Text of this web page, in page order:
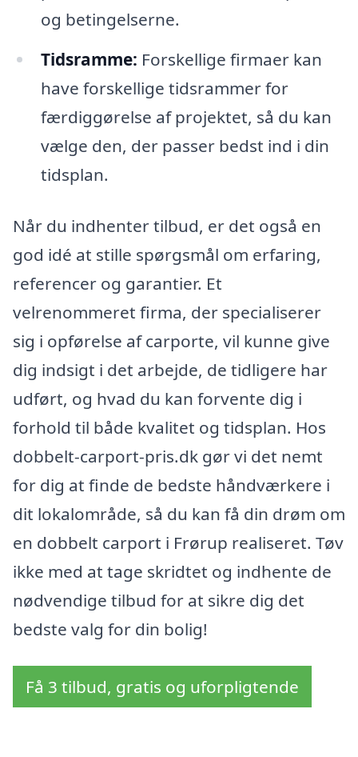
og betingelserne.
Tidsramme: Forskellige firmaer kan
have forskellige tidsrammer for
færdiggørelse af projektet, så du kan
vælge den, der passer bedst ind i din
tidsplan.
Når du indhenter tilbud, er det også en
god idé at stille spørgsmål om erfaring,
referencer og garantier. Et
velrenommeret firma, der specialiserer
sig i opførelse af carporte, vil kunne give
dig indsigt i det arbejde, de tidligere har
udført, og hvad du kan forvente dig i
forhold til både kvalitet og tidsplan. Hos
dobbelt-carport-pris.dk gør vi det nemt
for dig at finde de bedste håndværkere i
dit lokalområde, så du kan få din drøm om
en dobbelt carport i Frørup realiseret. Tøv
ikke med at tage skridtet og indhente de
nødvendige tilbud for at sikre dig det
bedste valg for din bolig!
Få 3 tilbud, gratis og uforpligtende